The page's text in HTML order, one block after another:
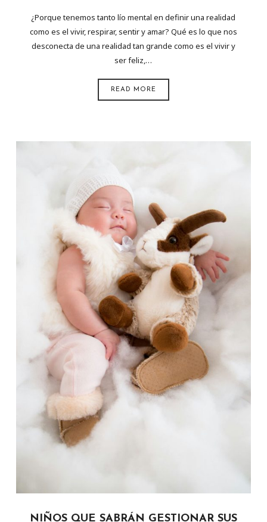
¿Porque tenemos tanto lío mental en definir una realidad
como es el vivir, respirar, sentir y amar? Qué es lo que nos
desconecta de una realidad tan grande como es el vivir y
ser feliz,…
READ MORE
NIÑOS QUE SABRÁN GESTIONAR SUS